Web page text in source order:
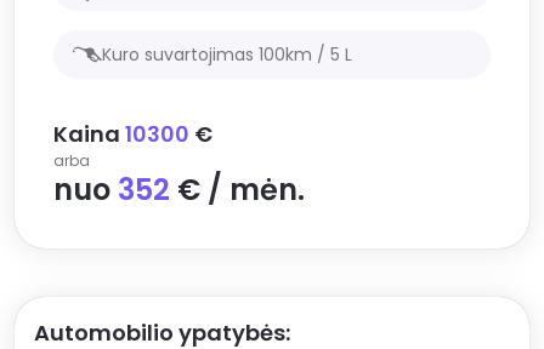
Kuro suvartojimas 100km / 5 L
Kaina 10300 €
arba
nuo 352 € / mėn.
Automobilio ypatybės: